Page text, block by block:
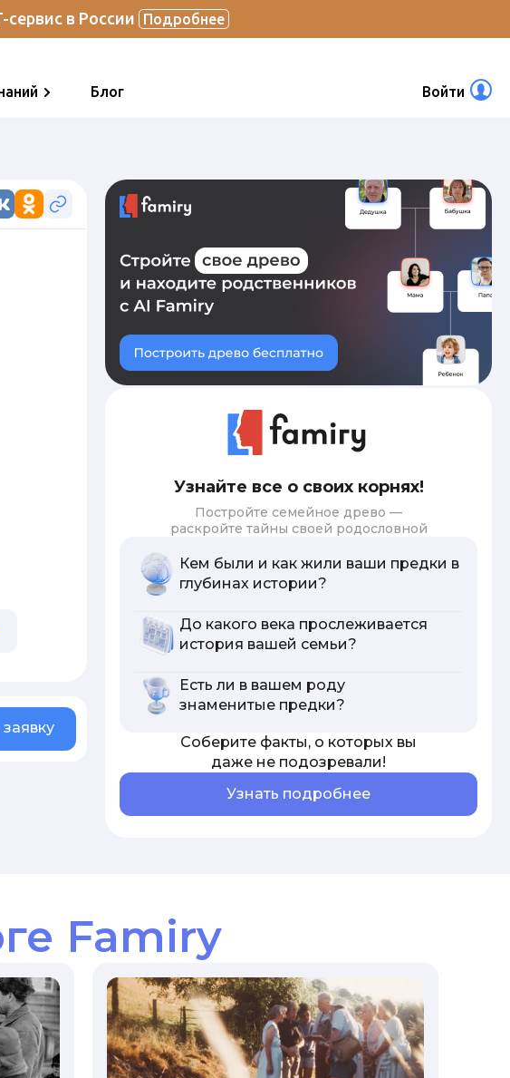
в России Подробнее
Блог Войти
Узнайте все о своих корнях!
Постройте семейное древо —
раскройте тайны своей родословной
Кем были и как жили ваши предки в
глубинах истории?
До какого века прослеживается
история вашей семьи?
Есть ли в вашем роду
знаменитые предки?
Соберите факты, о которых вы
даже не подозревали!
Узнать подробнее
Famiry